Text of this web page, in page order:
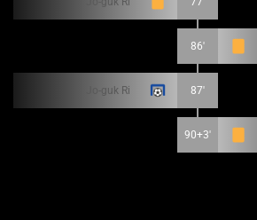
86'
Jo-guk Ri 87'
90+3'